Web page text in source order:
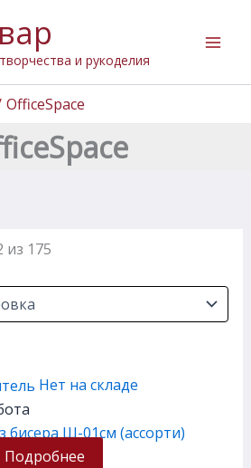
и рукоделия
OfficeSpace
175
Нет на складе
бисера Ш-01см (ассорти)
Подробнее